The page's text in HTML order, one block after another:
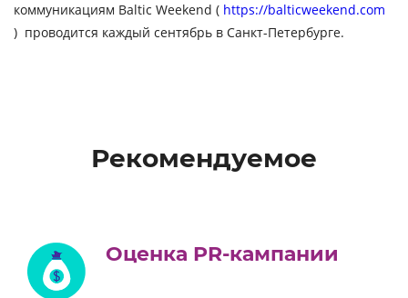
коммуникациям Baltic Weekend ( https://balticweekend.com
) проводится каждый сентябрь в Санкт-Петербурге.
Рекомендуемое
Оценка PR-кампании